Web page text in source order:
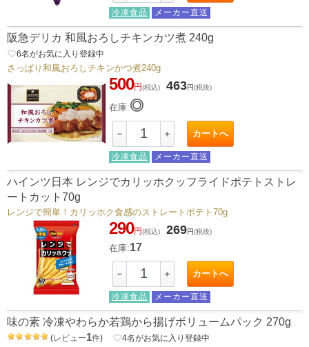
冷凍食品 メーカー直送
阪急デリカ 和風おろしチキンカツ煮 240g
favorite_border6名がお気に入り登録中
さっぱり和風おろしチキンかつ煮240g
500円(税込) 463円(税抜)
在庫:◎
－ ＋ カートへ
冷凍食品 メーカー直送
ハインツ日本 レンジでカリッホクッフライドポテトストレ
ートカット70g
レンジで簡単！カリッホク食感のストレートポテト70g
290円(税込) 269円(税抜)
在庫:17
－ ＋ カートへ
冷凍食品 メーカー直送
味の素 冷凍やわらか若鶏から揚げボリュームパック 270g
(レビュー1件) favorite_border4名がお気に入り登録中